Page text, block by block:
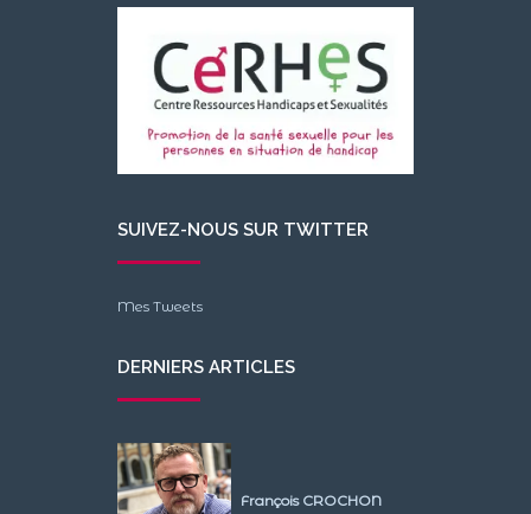
SUIVEZ-NOUS SUR TWITTER
Mes Tweets
DERNIERS ARTICLES
François CROCHON